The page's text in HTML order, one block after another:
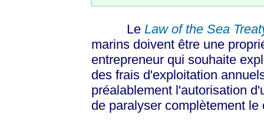
Le Law of the Sea
marins doivent être une
entrepreneur qui souhaite
des frais d'exploitation
préalablement l'autorisation
de paralyser complètement